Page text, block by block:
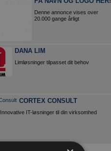
Denne annonce vises over
20.000 gange årligt
DANA LIM
Limløsninger tilpasset dit behov
CORTEX CONSULT
Innovative IT-løsninger til din virksomhed